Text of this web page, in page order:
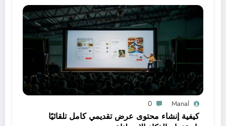
Manal
0
كيفية إنشاء محتوى عرض تقديمي كامل تلقائيًا